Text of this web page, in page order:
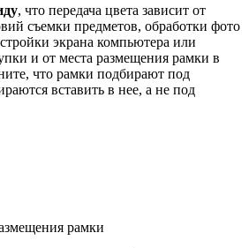
, что передача цвета зависит от
съемки предметов, обработки фото
экрана компьютера или
и от места размещения рамки в
что рамки подбирают под
вставить в нее, а не под
рамки